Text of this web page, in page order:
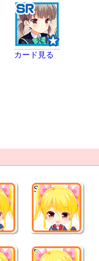
カード見る
SR
R